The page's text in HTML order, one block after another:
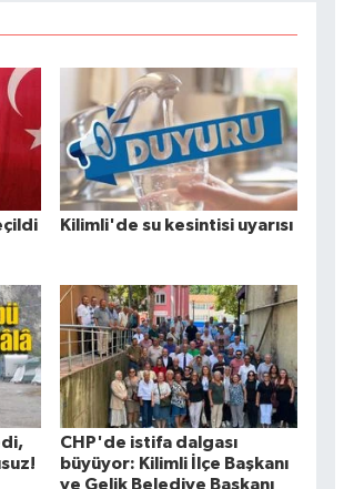
Kilimli'de su kesintisi uyarısı
CHP'de istifa dalgası
büyüyor: Kilimli İlçe Başkanı
ve Gelik Belediye Başkanı